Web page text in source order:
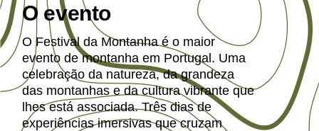
O evento
O Festival da Montanha é o maior
evento de montanha em Portugal. Uma
celebração da natureza, da grandeza
das montanhas e da cultura vibrante que
lhes está associada. Três dias de
experiências imersivas que cruzam